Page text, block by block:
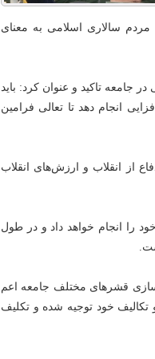
سالاری اسلامی به معنای
جامعه تاکید و عنوان کرد: باید
انجام دهد تا تعالی فرامین
از انقلاب و ارزش‌های انقلاب
را انجام خواهد داد و در طول
سازی قشرهای مختلف جامعه اعم
تکالیف خود توجیه شده و تکلیف